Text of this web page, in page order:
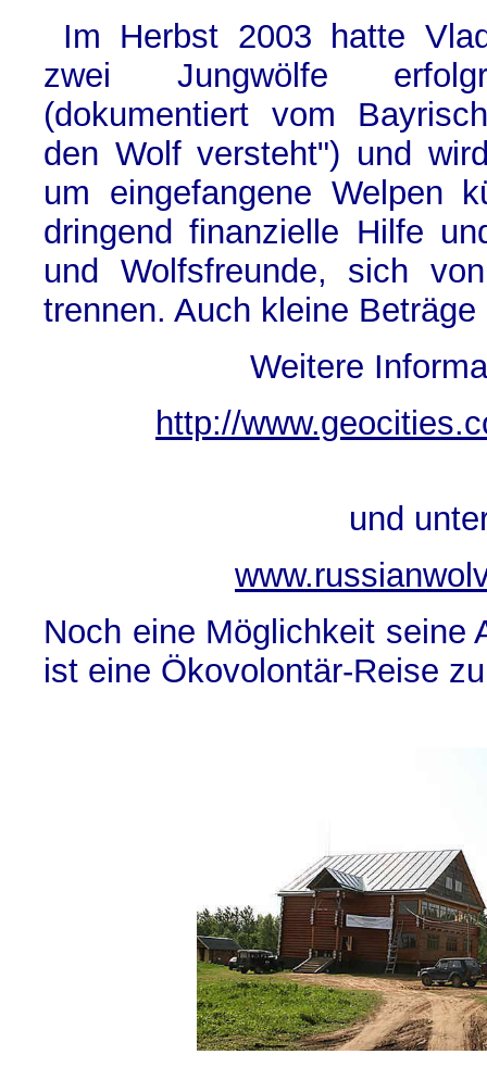
Im Herbst 2003 hatte
zwei Jungwölfe
(dokumentiert vom
den Wolf versteht") und
um eingefangene Welpen
dringend finanzielle Hilfe
und Wolfsfreunde, sich
trennen. Auch kleine
Weitere
http://
und
Noch eine Möglichkeit seine
ist eine Ökovolontär-Reise